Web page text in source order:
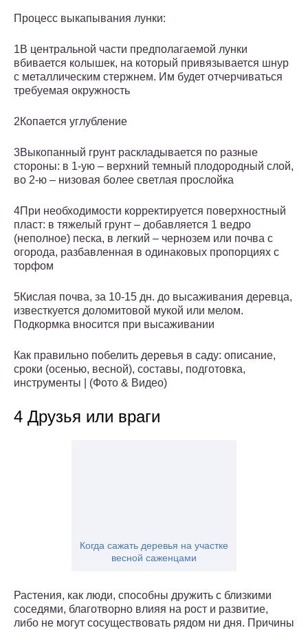
Процесс выкапывания лунки:
1В центральной части предполагаемой лунки
вбивается колышек, на который привязывается шнур
с металлическим стержнем. Им будет отчерчиваться
требуемая окружность
2Копается углубление
3Выкопанный грунт раскладывается по разные
стороны: в 1-ую – верхний темный плодородный слой,
во 2-ю – низовая более светлая прослойка
4При необходимости корректируется поверхностный
пласт: в тяжелый грунт – добавляется 1 ведро
(неполное) песка, в легкий – чернозем или почва с
огорода, разбавленная в одинаковых пропорциях с
торфом
5Кислая почва, за 10-15 дн. до высаживания деревца,
известкуется доломитовой мукой или мелом.
Подкормка вносится при высаживании
Как правильно побелить деревья в саду: описание,
сроки (осенью, весной), составы, подготовка,
инструменты | (Фото & Видео)
4 Друзья или враги
Когда сажать деревья на участке
весной саженцами
Растения, как люди, способны дружить с близкими
соседями, благотворно влияя на рост и развитие,
либо не могут сосуществовать рядом ни дня. Причины